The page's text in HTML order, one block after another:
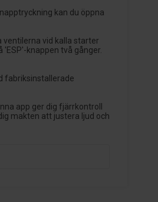
kan du öppna
ventilerna vid kalla starter
knappen två gånger.
fabriksinstallerade
app ger dig fjärrkontroll
makten att justera ljud och